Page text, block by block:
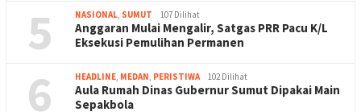
5 NASIONAL, SUMUT 107 Dilihat
Anggaran Mulai Mengalir, Satgas PRR Pacu K/L
Eksekusi Pemulihan Permanen
6 HEADLINE, MEDAN, PERISTIWA 102 Dilihat
Aula Rumah Dinas Gubernur Sumut Dipakai Main
Sepakbola